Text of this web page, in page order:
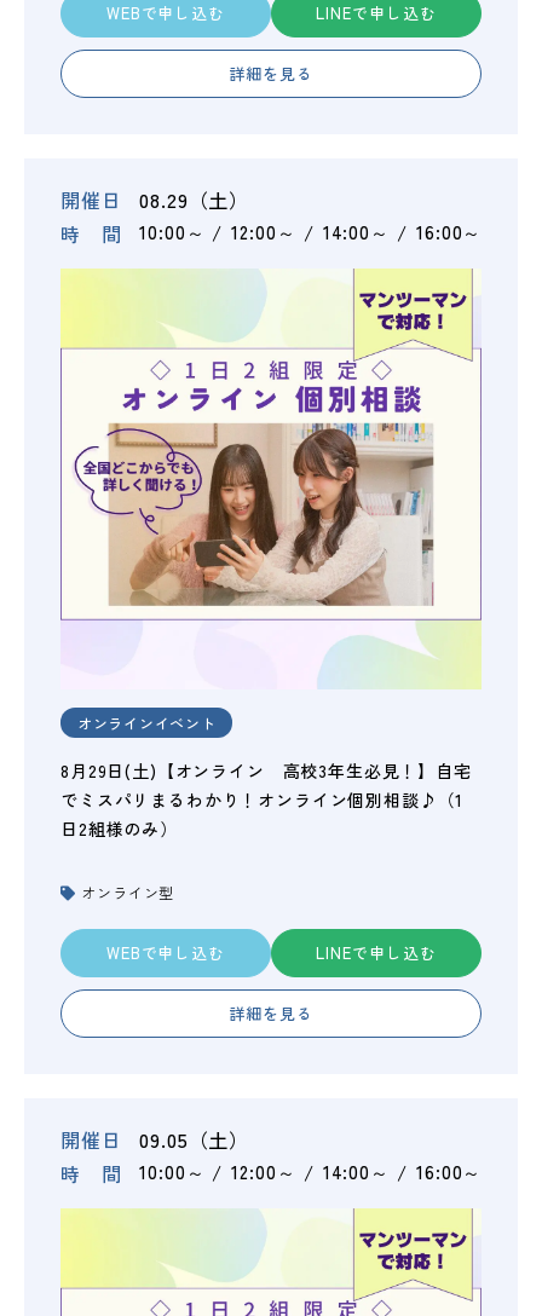
WEBで申し込む LINEで申し込む
詳細を見る
開催日
08.29（土）
時 間
10:00～ 12:00～ 14:00～ 16:00～
オンラインイベント
8月29日(土)【オンライン 高校3年生必見！】自宅
でミスパリまるわかり！オンライン個別相談♪（1
日2組様のみ）
オンライン型
WEBで申し込む LINEで申し込む
詳細を見る
開催日
09.05（土）
時 間
10:00～ 12:00～ 14:00～ 16:00～